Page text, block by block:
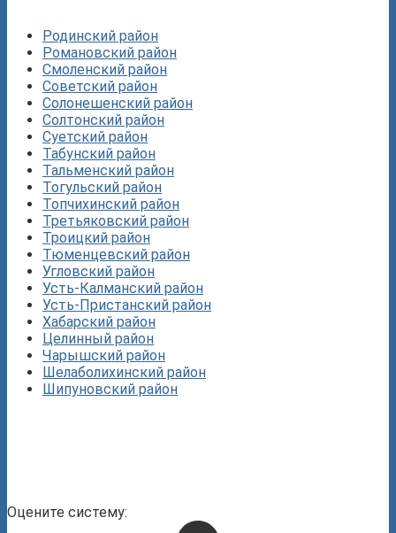
Родинский район
Романовский район
Смоленский район
Советский район
Солонешенский район
Солтонский район
Суетский район
Табунский район
Тальменский район
Тогульский район
Топчихинский район
Третьяковский район
Троицкий район
Тюменцевский район
Угловский район
Усть-Калманский район
Усть-Пристанский район
Хабарский район
Целинный район
Чарышский район
Шелаболихинский район
Шипуновский район
Оцените систему: